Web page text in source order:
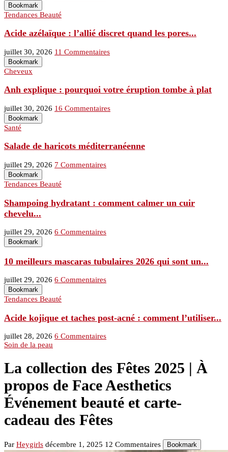
Bookmark
Tendances Beauté
Acide azélaïque : l’allié discret quand les pores...
juillet 30, 2026 11 Commentaires
Bookmark
Cheveux
Anh explique : pourquoi votre éruption tombe à plat
juillet 30, 2026 16 Commentaires
Bookmark
Santé
Salade de haricots méditerranéenne
juillet 29, 2026 7 Commentaires
Bookmark
Tendances Beauté
Shampoing hydratant : comment calmer un cuir
chevelu...
juillet 29, 2026 6 Commentaires
Bookmark
10 meilleurs mascaras tubulaires 2026 qui sont un...
juillet 29, 2026 6 Commentaires
Bookmark
Tendances Beauté
Acide kojique et taches post-acné : comment l’utiliser...
juillet 28, 2026 6 Commentaires
Soin de la peau
La collection des Fêtes 2025 | À
propos de Face Aesthetics
Événement beauté et carte-
cadeau des Fêtes
Par Heygirls décembre 1, 2025 12 Commentaires Bookmark